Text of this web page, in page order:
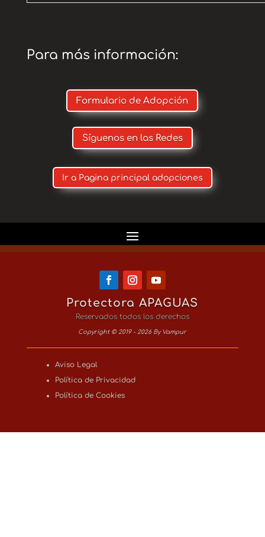
Para más información:
Formulario de Adopción
Síguenos en las Redes
Ir a Pagina principal adopciones
Protectora APAGUAS
Reservados todos los derechos
Copyright © 2019 - 2026 By Vampur
Aviso Legal
Política de Privacidad
Política de Cookies